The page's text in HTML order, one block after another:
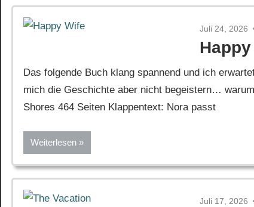
Juli 24, 2026
Das folgende Buch klang spannend und ich
mich die Geschichte aber nicht begeistern…
Shores 464 Seiten Klappentext: Nora passt
Weiterlesen
Juli 17, 2026